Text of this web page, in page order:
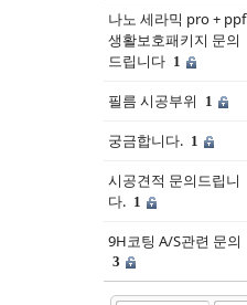
나노 세라믹 pro + ppf
생활보호패키지 문의
드립니다 1
필름 시공부위 1
궁금합니다. 1
시공견적 문의드립니
다. 1
9H코팅 A/S관련 문의
3